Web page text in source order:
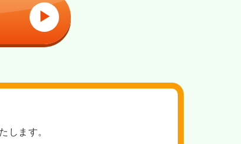
▶
します。